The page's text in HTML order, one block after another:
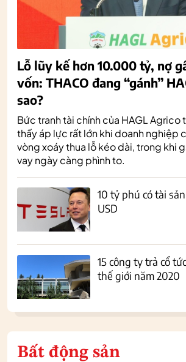
Lỗ lũy kế hơn 10.000 tỷ, nợ
vốn: THACO đang “gánh”
sao?
Bức tranh tài chính của HAGL
thấy áp lực rất lớn khi doanh nghiệp
vòng xoáy thua lỗ kéo dài, trong khi
vay ngày càng phình to.
10 tỷ phú có tài
USD
15 công ty trả cổ
thế giới năm 2020
Bất động sản